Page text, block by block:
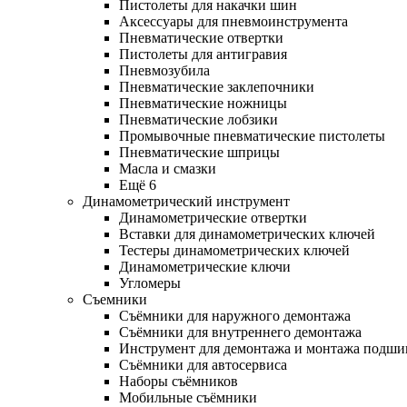
Пистолеты для накачки шин
Аксессуары для пневмоинструмента
Пневматические отвертки
Пистолеты для антигравия
Пневмозубила
Пневматические заклепочники
Пневматические ножницы
Пневматические лобзики
Промывочные пневматические пистолеты
Пневматические шприцы
Масла и смазки
Ещё 6
Динамометрический инструмент
Динамометрические отвертки
Вставки для динамометрических ключей
Тестеры динамометрических ключей
Динамометрические ключи
Угломеры
Съемники
Съёмники для наружного демонтажа
Съёмники для внутреннего демонтажа
Инструмент для демонтажа и монтажа
Съёмники для автосервиса
Наборы съёмников
Мобильные съёмники